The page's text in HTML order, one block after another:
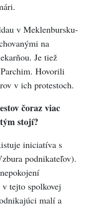
v Meklenbursku-
na
Je tiež
Hovorili
v ich protestoch.
čoraz viac
stojí?
iniciatíva s
podnikateľov).
tejto spolkovej
malí a